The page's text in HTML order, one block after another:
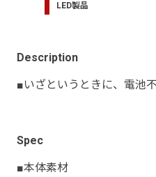
LED製品
Description
■いざというときに、電池
Spec
■本体素材